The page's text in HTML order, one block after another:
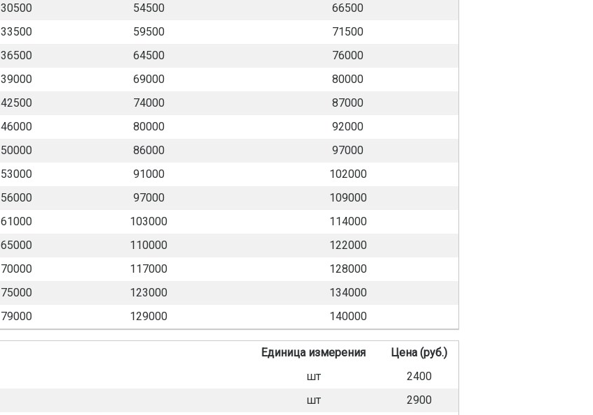
30500 54500
66500
33500 59500
71500
36500 64500
76000
39000 69000
80000
42500 74000
87000
46000 80000
92000
50000 86000
97000
53000 91000
102000
56000 97000
109000
61000 103000
114000
65000 110000
122000
70000 117000
128000
75000 123000
134000
79000 129000 140000
Единица измерения
Цена (руб.)
шт
2400
шт
2900